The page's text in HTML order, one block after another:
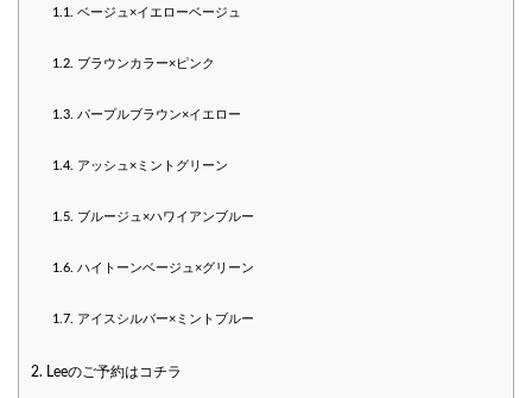
1.1. ベージュ×イエローベージュ
1.2. ブラウンカラー×ピンク
1.3. パープルブラウン×イエロー
1.4. アッシュ×ミントグリーン
1.5. ブルージュ×ハワイアンブルー
1.6. ハイトーンベージュ×グリーン
1.7. アイスシルバー×ミントブルー
2. Leeのご予約はコチラ